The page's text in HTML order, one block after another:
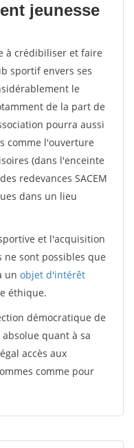
jeunesse
à crédibiliser et faire
sportif envers ses
le
de la part de
pourra aussi
comme l'ouverture
(dans l'enceinte
redevances SACEM
dans un lieu
et l'acquisition
sont possibles que
un objet d'intérêt
éthique.
démocratique de
quant à sa
accès aux
comme pour